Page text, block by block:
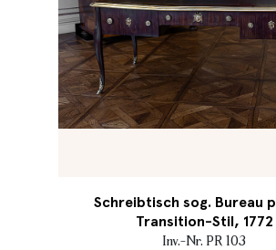
Schreibtisch sog. Bureau
Transition-Stil, 1772
Inv.-Nr. PR 103